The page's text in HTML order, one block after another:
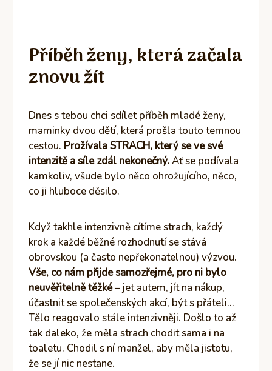
Příběh ženy, která začala
znovu žít
Dnes s tebou chci sdílet příběh mladé ženy,
maminky dvou dětí, která prošla touto temnou
cestou. Prožívala STRACH, který se ve své
intenzitě a síle zdál nekonečný.Ať se podívala
kamkoliv, všude bylo něco ohrožujícího, něco,
co ji hluboce děsilo.
Když takhle intenzivně cítíme strach, každý
krok a každé běžné rozhodnutí se stává
obrovskou (a často nepřekonatelnou) výzvou.
Vše, co nám přijde samozřejmé, pro ni bylo
neuvěřitelně těžké– jet autem, jít na nákup,
účastnit se společenských akcí, být s přáteli…
Tělo reagovalo stále intenzivněji. Došlo to až
tak daleko, že měla strach chodit sama i na
toaletu. Chodil s ní manžel, aby měla jistotu,
že se jí nic nestane.